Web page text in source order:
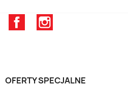
Facebook
OFERTY SPECJALNE